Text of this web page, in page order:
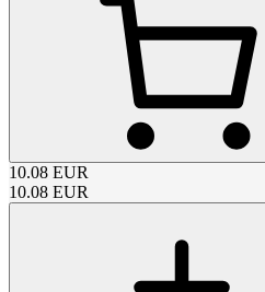
10.08 EUR
10.08 EUR